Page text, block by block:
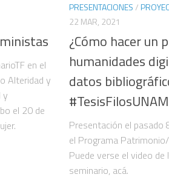
en el
Alteridad y
y
el 20 de
PRESENTACIONES/
22 MAR, 2021
¿Cómo hacer un
humanidades
datos
#TesisFilosUNAM
Presentación el pasado
el Programa
Puede verse el video de
seminario, acá.